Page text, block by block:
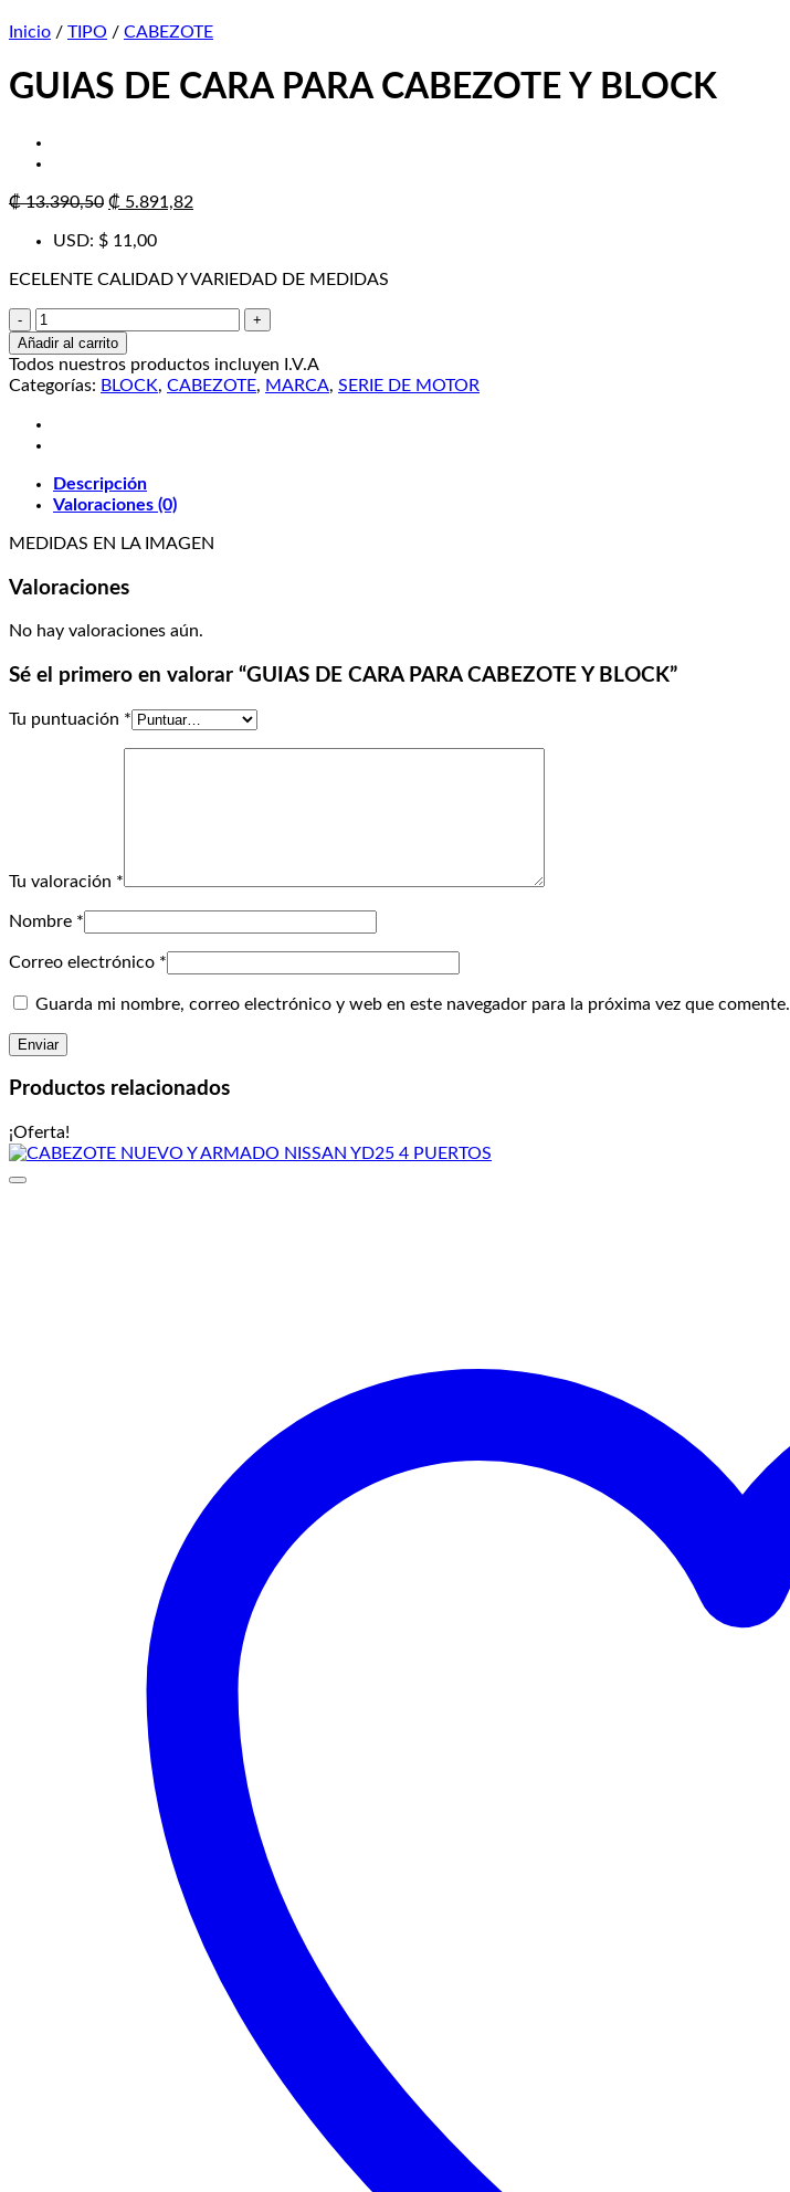
Inicio / TIPO / CABEZOTE
GUIAS DE CARA PARA CABEZOTE Y BLOCK
₡13.390,50 El
original
₡ 13.390,50.
₡ 5.891,82El
₡ 5.891,82.
USD: $ 11,00
ECELENTE CALIDAD Y VARIEDAD DE MEDIDAS
GUIAS
DE
CARA
PARA
Y
BLOCK
Añadir al carrito
Todos nuestros productos incluyen I.V.A
Categorías: BLOCK, CABEZOTE, MARCA, SERIE DE MOTOR
Descripción
Valoraciones (0)
MEDIDAS EN LA IMAGEN
Valoraciones
No hay valoraciones aún.
Sé el primero en valorar “GUIAS DE CARA PARA CABEZOTE Y BLOCK”
Tu puntuación *
Tu valoración *
Nombre *
Correo electrónico *
Guarda mi nombre, correo electrónico y web en este navegador para la próxima vez que comente.
Productos relacionados
¡Oferta!